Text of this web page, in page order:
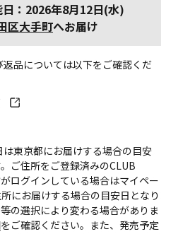
：2026年8月12日(水)
区大手町へお届け
品については以下をご確認くだ
東京都にお届けする場合の目安
ご住所をご登録済みのCLUB
ログインしている場合はマイペー
にお届けする場合の目安日となり
の選択により変わる場合がありま
をご確認ください。また、発売予定